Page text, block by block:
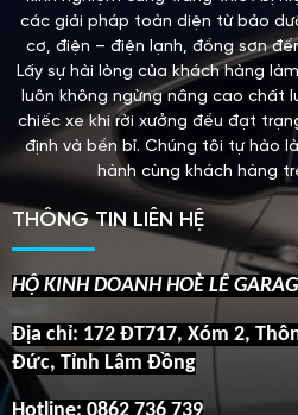
chất lượng cao với chi phí hợp lý.
kinh nghiệm cùng trang thiết bị
các giải pháp toàn diện từ bảo
cơ, điện – điện lạnh, đồng sơn
Lấy sự hài lòng của khách hàng
luôn không ngừng nâng cao chất
chiếc xe khi rời xưởng đều đạt
định và bền bỉ. Chúng tôi tự hào
hành cùng khách hàng
HỘ KINH DOANH HOÈ LÊ
Địa chỉ: 172 ĐT717, Xóm 2,
Đức, Tỉnh Lâm Đồng